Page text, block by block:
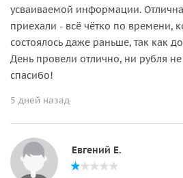
усваиваемой информации.
приехали - всё чётко по времени,
состоялось даже раньше, так как
День провели отлично, ни рубля
спасибо!
5 дней назад
Евгений Е.